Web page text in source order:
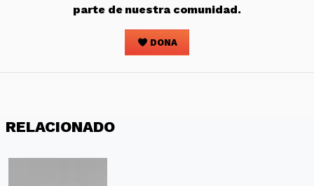
parte de nuestra comunidad.
DONA
RELACIONADO